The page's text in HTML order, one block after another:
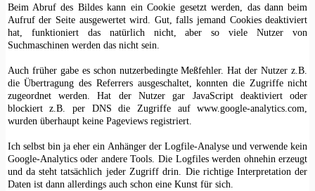
Beim Abruf des Bildes kann ein Cookie gesetzt werden, das dann beim
Aufruf der Seite ausgewertet wird. Gut, falls jemand Cookies deaktiviert
hat, funktioniert das natürlich nicht, aber so viele Nutzer von
Suchmaschinen werden das nicht sein.
Auch früher gabe es schon nutzerbedingte Meßfehler. Hat der Nutzer z.B.
die Übertragung des Referrers ausgeschaltet, konnten die Zugriffe nicht
zugeordnet werden. Hat der Nutzer gar JavaScript deaktiviert oder
blockiert z.B. per DNS die Zugriffe auf www.google-analytics.com,
wurden überhaupt keine Pageviews registriert.
Ich selbst bin ja eher ein Anhänger der Logfile-Analyse und verwende kein
Google-Analytics oder andere Tools. Die Logfiles werden ohnehin erzeugt
und da steht tatsächlich jeder Zugriff drin. Die richtige Interpretation der
Daten ist dann allerdings auch schon eine Kunst für sich.